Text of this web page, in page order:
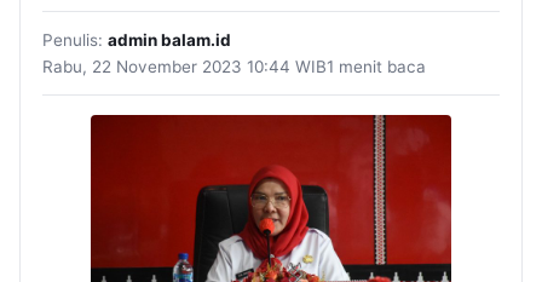
Penulis: admin balam.id
Rabu, 22 November 2023 10:44 WIB1 menit baca